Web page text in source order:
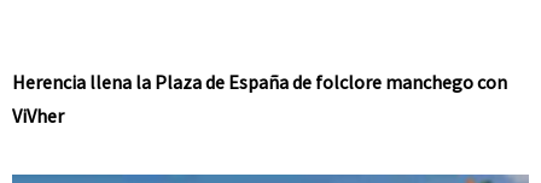
Herencia llena la Plaza de España de folclore manchego con
ViVher